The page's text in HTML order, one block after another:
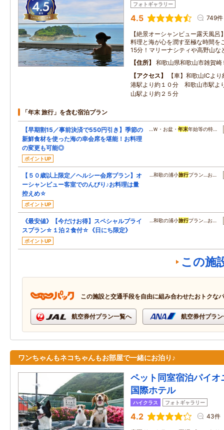
フォトギャラリー
4.5 749件
【絶景オーシャンビュー露天風
料理と海が心を潤す至極な時間を
15分！マリーナシティや高野山な
住所
和歌山県和歌山市雑賀崎
アクセス
【車】和歌山ICよ
港駅より約１０分 和歌山市駅
山駅より約２５分
「年末 旅行」を含む宿泊プラン
【早期割15／事前決済で550円引き】季節の
新鮮食材を使った海の幸会席を堪能！お料理
の変更も可能◎
ポイントUP
…Ｗ・お盆・ 年末年始等の特…
【５０歳以上限定／ヘルシー会席プラン】オ
ーシャンビュー客室でのんびり♪お料理は量
控えめ☆
ポイントUP
…和歌の浦小旅行プラン…お…
《最安値》【今だけお得】スペシャルプライ
スプラン☆１泊２食付☆《日にち限定》
ポイントUP
…和歌の浦小旅行プラン…お…
この施
この施設と交通手段を自由に組み合わせたおトクな
航空券付プラン一覧へ 航空券付プラ
ワンちゃんもネコちゃんもお部屋で一緒にお泊り♪
ペット同室宿泊パイ
国際ホテル
ハイクラス フォトギャラリー
4.2 43件